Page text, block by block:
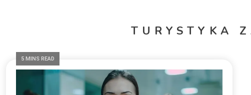
TURYSTYKA
5 MINS READ